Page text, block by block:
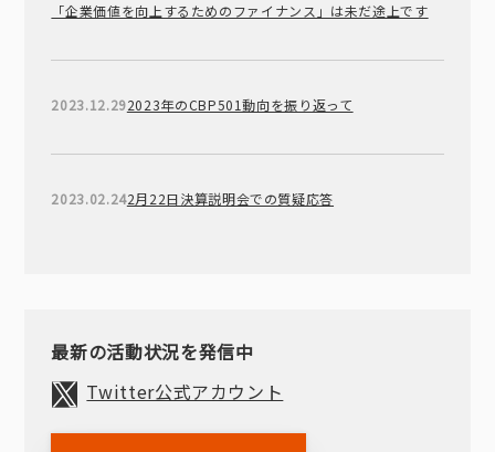
「企業価値を向上するためのファイナンス」は未だ途上です
2023.12.292023年のCBP501動向を振り返って
2023.02.242月22日決算説明会での質疑応答
最新の活動状況を発信中
Twitter公式アカウント